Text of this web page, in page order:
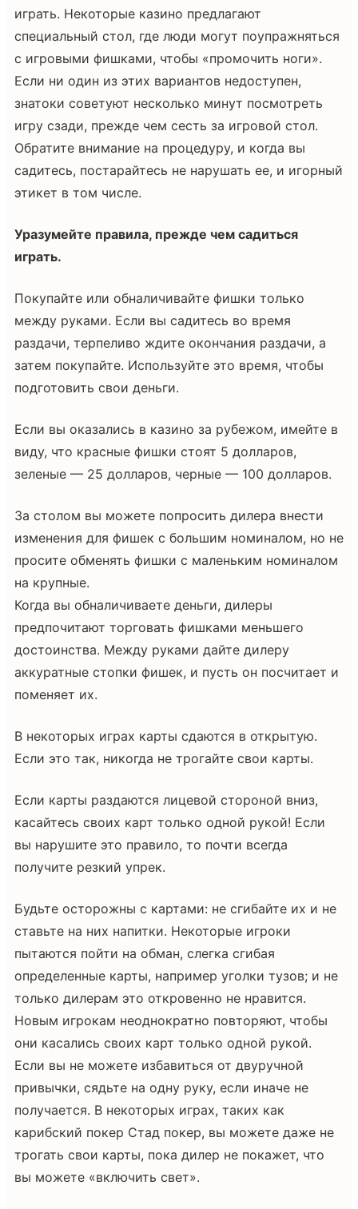
играть. Некоторые казино предлагают
специальный стол, где люди могут поупражняться
с игровыми фишками, чтобы «промочить ноги».
Если ни один из этих вариантов недоступен,
знатоки советуют несколько минут посмотреть
игру сзади, прежде чем сесть за игровой стол.
Обратите внимание на процедуру, и когда вы
садитесь, постарайтесь не нарушать ее, и игорный
этикет в том числе.
Уразумейте правила, прежде чем садиться
играть.
Покупайте или обналичивайте фишки только
между руками. Если вы садитесь во время
раздачи, терпеливо ждите окончания раздачи, а
затем покупайте. Используйте это время, чтобы
подготовить свои деньги.
Если вы оказались в казино за рубежом, имейте в
виду, что красные фишки стоят 5 долларов,
зеленые — 25 долларов, черные — 100 долларов.
За столом вы можете попросить дилера внести
изменения для фишек с большим номиналом, но не
просите обменять фишки с маленьким номиналом
на крупные.
Когда вы обналичиваете деньги, дилеры
предпочитают торговать фишками меньшего
достоинства. Между руками дайте дилеру
аккуратные стопки фишек, и пусть он посчитает и
поменяет их.
В некоторых играх карты сдаются в открытую.
Если это так, никогда не трогайте свои карты.
Если карты раздаются лицевой стороной вниз,
касайтесь своих карт только одной рукой! Если
вы нарушите это правило, то почти всегда
получите резкий упрек.
Будьте осторожны с картами: не сгибайте их и не
ставьте на них напитки. Некоторые игроки
пытаются пойти на обман, слегка сгибая
определенные карты, например уголки тузов; и не
только дилерам это откровенно не нравится.
Новым игрокам неоднократно повторяют, чтобы
они касались своих карт только одной рукой.
Если вы не можете избавиться от двуручной
привычки, сядьте на одну руку, если иначе не
получается. В некоторых играх, таких как
карибский покер Стад покер, вы можете даже не
трогать свои карты, пока дилер не покажет, что
вы можете «включить свет».